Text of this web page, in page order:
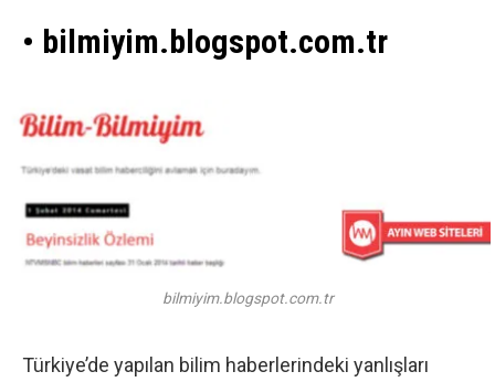
• bilmiyim.blogspot.com.tr
bilmiyim.blogspot.com.tr
Türkiye’de yapılan bilim haberlerindeki yanlışları